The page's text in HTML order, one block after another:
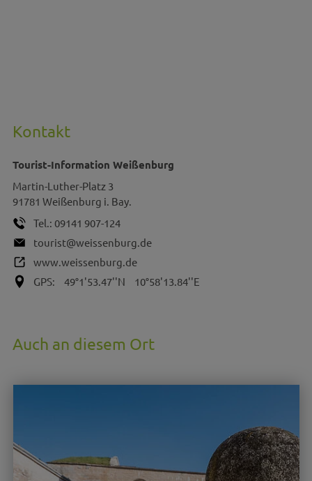
Kontakt
Tourist-Information Weißenburg
Martin-Luther-Platz 3
91781 Weißenburg i. Bay.
Tel.: 09141 907-124
tourist@weissenburg.de
www.weissenburg.de
GPS:
49°1'53.47''N 10°58'13.84''E
Auch an diesem Ort